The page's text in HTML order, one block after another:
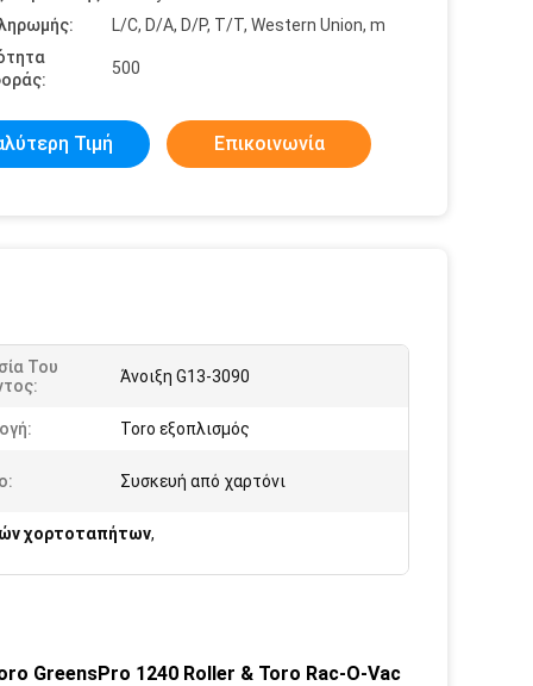
L/C, D/A, D/P, T/T, Western Union, m
500
Τιμή Επικοινωνία
Του
Άνοιξη G13-3090
Toro εξοπλισμός
Συσκευή από χαρτόνι
χορτοταπήτων,
GreensPro 1240 Roller & Toro Rac-O-Vac